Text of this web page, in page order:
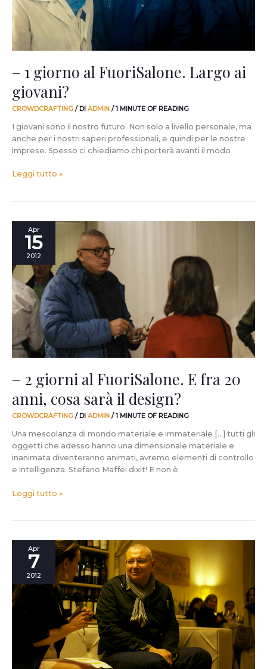
– 1 giorno al FuoriSalone. Largo ai
giovani?
CROWDCRAFTING / DI ADMIN /1 MINUTE OF READING
I giovani sono il nostro futuro. Non solo a livello personale, ma
anche per i nostri saperi professionali, e quindi per le nostre
imprese. Spesso ci chiediamo chi porterà avanti il modo
giovani?
Leggi tutto »
Apr
15
2012
– 2 giorni al FuoriSalone. E fra 20
anni, cosa sarà il design?
CROWDCRAFTING / DI ADMIN /1 MINUTE OF READING
Una mescolanza di mondo materiale e immateriale […] tutti gli
oggetti che adesso hanno una dimensionale materiale e
inanimata diventeranno animati, avremo elementi di controllo
e intelligenza. Stefano Maffei dixit! E non è
giorni
FuoriSalone.
E
fra
20
anni,
cosa
sarà
il
Leggi tutto »
Apr
7
2012
giorni
FuoriSalone.
Se
design